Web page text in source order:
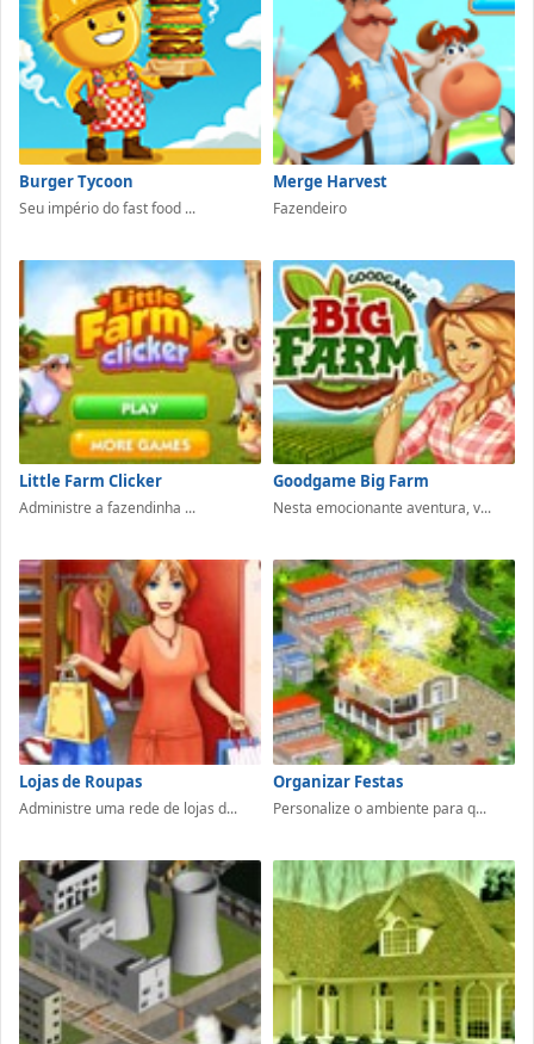
Burger Tycoon
Seu império do fast food ...
Merge Harvest
Fazendeiro
Little Farm Clicker
Administre a fazendinha ...
Goodgame Big Farm
Nesta emocionante aventura, v...
Lojas de Roupas
Administre uma rede de lojas d...
Organizar Festas
Personalize o ambiente para q...